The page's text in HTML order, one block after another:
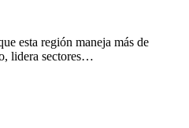
esta región maneja más de
lidera sectores…